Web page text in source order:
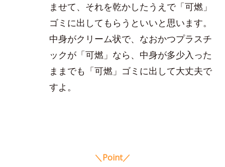
ませて、それを乾かしたうえで「可燃」
ゴミに出してもらうといいと思います。
中身がクリーム状で、なおかつプラスチ
ックが「可燃」なら、中身が多少入った
ままでも「可燃」ゴミに出して大丈夫で
すよ。
＼Point／